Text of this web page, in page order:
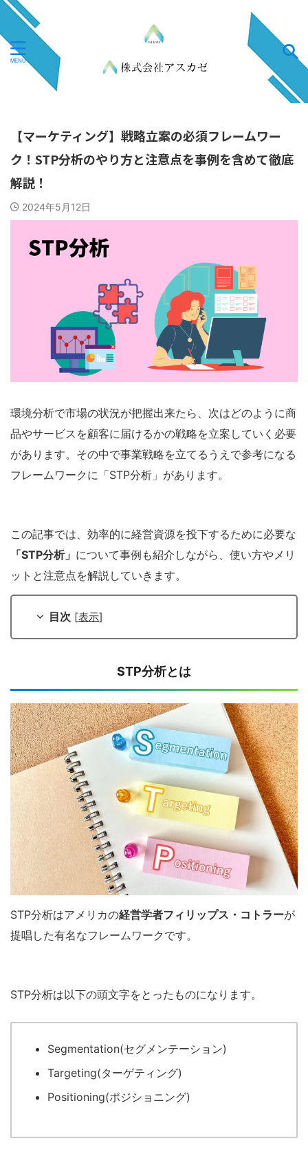
【マーケティング】戦略立案の必須フレームワー
ク！STP分析のやり方と注意点を事例を含めて徹底
解説！
2024年5月12日
環境分析で市場の状況が把握出来たら、次はどのように商
品やサービスを顧客に届けるかの戦略を立案していく必要
があります。その中で事業戦略を立てるうえで参考になる
フレームワークに「STP分析」があります。
この記事では、効率的に経営資源を投下するために必要な
「STP分析」 について事例も紹介しながら、使い方やメリ
ットと注意点を解説していきます。
目次 [表示]
STP分析とは
STP分析はアメリカの経営学者フィリップス・コトラーが
提唱した有名なフレームワークです。
STP分析は以下の頭文字をとったものになります。
Segmentation(セグメンテーション)
Targeting(ターゲティング)
Positioning(ポジショニング)